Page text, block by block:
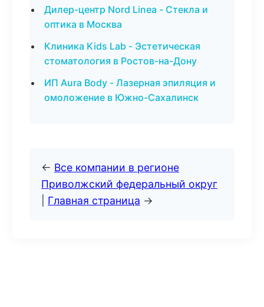
Дилер-центр Nord Linea - Стекла и
оптика в Москва
Клиника Kids Lab - Эстетическая
стоматология в Ростов-на-Дону
ИП Aura Body - Лазерная эпиляция и
омоложение в Южно-Сахалинск
← Все компании в регионе
Приволжский федеральный округ
Главная страница →